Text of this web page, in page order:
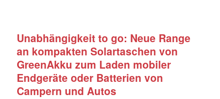
Unabhängigkeit to go: Neue Range
an kompakten Solartaschen von
GreenAkku zum Laden mobiler
Endgeräte oder Batterien von
Campern und Autos